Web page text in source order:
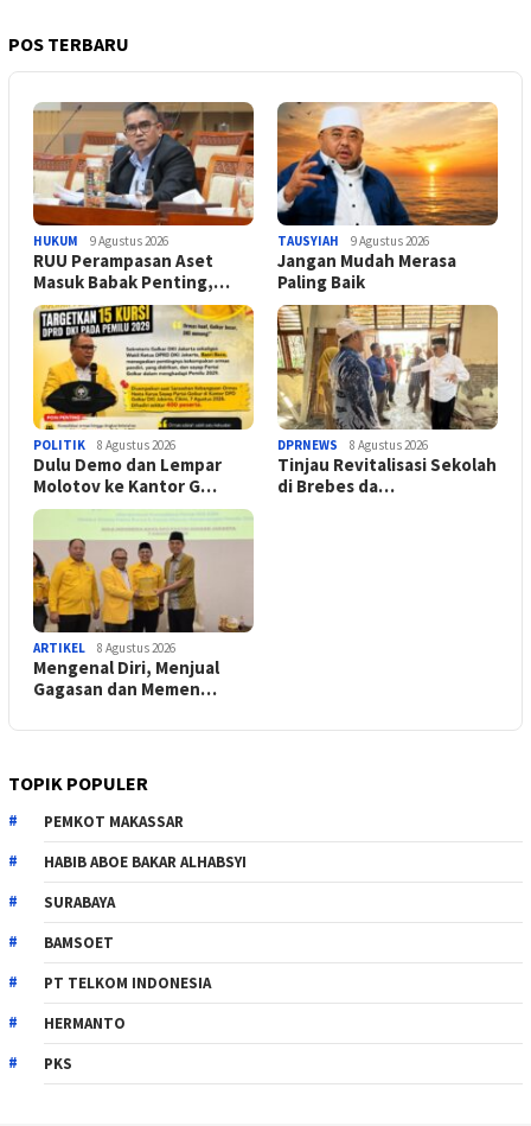
POS TERBARU
HUKUM 9 Agustus 2026
RUU Perampasan Aset
Masuk Babak Penting,…
TAUSYIAH 9 Agustus 2026
Jangan Mudah Merasa
Paling Baik
POLITIK 8 Agustus 2026
Dulu Demo dan Lempar
Molotov ke Kantor G…
DPRNEWS 8 Agustus 2026
Tinjau Revitalisasi Sekolah
di Brebes da…
ARTIKEL 8 Agustus 2026
Mengenal Diri, Menjual
Gagasan dan Memen…
TOPIK POPULER
PEMKOT MAKASSAR
HABIB ABOE BAKAR ALHABSYI
SURABAYA
BAMSOET
PT TELKOM INDONESIA
HERMANTO
PKS